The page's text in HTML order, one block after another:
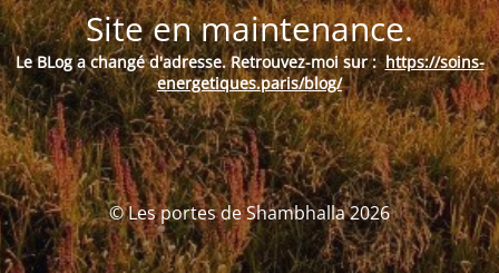
Site en maintenance.
Le BLog a changé d'adresse. Retrouvez-moi sur : https://soins-
energetiques.paris/blog/
© Les portes de Shambhalla 2026